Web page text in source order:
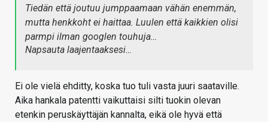
Tiedän että joutuu jumppaamaan vähän enemmän,
mutta henkkoht ei haittaa. Luulen että kaikkien olisi
parmpi ilman googlen touhuja…
Napsauta laajentaaksesi…
Ei ole vielä ehditty, koska tuo tuli vasta juuri saataville.
Aika hankala patentti vaikuttaisi silti tuokin olevan
etenkin peruskäyttäjän kannalta, eikä ole hyvä että